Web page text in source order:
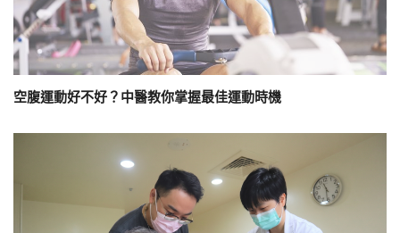
空腹運動好不好？中醫教你掌握最佳運動時機